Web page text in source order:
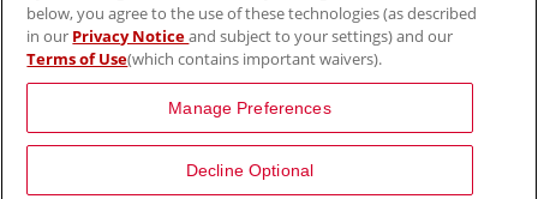
below, you agree to the use of these technologies (as described
in our Privacy Noticeand subject to your settings) and our
Terms of Use(which contains important waivers).
Manage Preferences
Decline Optional